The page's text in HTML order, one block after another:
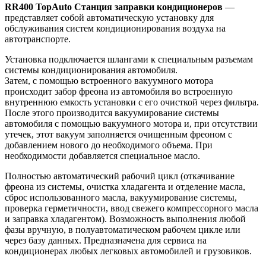
RR400 TopAuto Станция заправки кондиционеров —
представляет собой автоматическую установку для
обслуживания систем кондиционирования воздуха на
автотранспорте.
Установка подключается шлангами к специальным разъемам
системы кондиционирования автомобиля.
Затем, с помощью встроенного вакуумного мотора
происходит забор фреона из автомобиля во встроенную
внутреннюю емкость установки с его очисткой через фильтра.
После этого производится вакуумирование системы
автомобиля с помощью вакуумного мотора и, при отсутствии
утечек, этот вакуум заполняется очищенным фреоном с
добавлением нового до необходимого объема. При
необходимости добавляется специальное масло.
Полностью автоматический рабочий цикл (откачивание
фреона из системы, очистка хладагента и отделение масла,
сброс использованного масла, вакуумирование системы,
проверка герметичности, ввод свежего компрессорного масла
и заправка хладагентом). Возможность выполнения любой
фазы вручную, в полуавтоматическом рабочем цикле или
через базу данных. Предназначена для сервиса на
кондиционерах любых легковых автомобилей и грузовиков.